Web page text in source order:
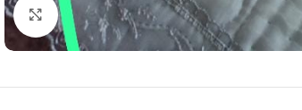
Resmi Büyüt